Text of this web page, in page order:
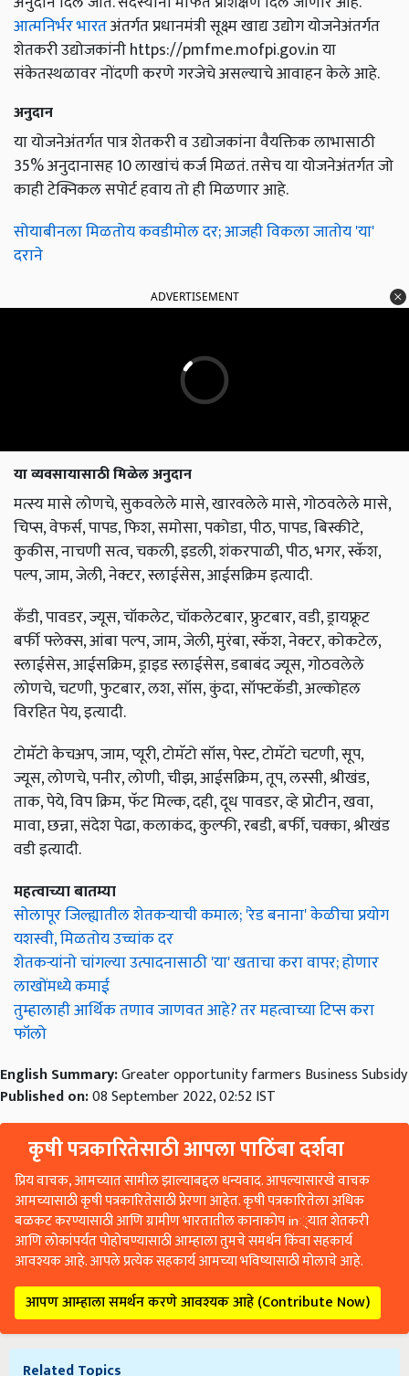
आत्मनिर्भर भारतअंतर्गत प्रधानमंत्री सूक्ष्म खाद्य उद्योग योजनेअंतर्गत
शेतकरी उद्योजकांनी https://pmfme.mofpi.gov.in या
संकेतस्थळावर नोंदणी करणे गरजेचे असल्याचे आवाहन केले आहे.
अनुदान
या योजनेअंतर्गत पात्र शेतकरी व उद्योजकांना वैयक्तिक लाभासाठी
35% अनुदानासह 10 लाखांचं कर्ज मिळतं. तसेच या योजनेअंतर्गत जो
काही टेक्निकल सपोर्ट हवाय तो ही मिळणार आहे.
सोयाबीनला मिळतोय कवडीमोल दर; आजही विकला जातोय 'या'
दराने
ADVERTISEMENT
या व्यवसायासाठी मिळेल अनुदान
मत्स्य मासे लोणचे, सुकवलेले मासे, खारवलेले मासे, गोठवलेले मासे,
चिप्स, वेफर्स, पापड, फिश, समोसा, पकोडा, पीठ, पापड, बिस्कीटे,
कुकीस, नाचणी सत्व, चकली, इडली, शंकरपाळी, पीठ, भगर, स्कॅश,
पल्प, जाम, जेली, नेक्टर, स्लाईसेस, आईसक्रिम इत्यादी.
कँडी, पावडर, ज्यूस, चॉकलेट, चॉकलेटबार, फ्रुटबार, वडी, ड्रायफ्रूट
बर्फी फ्लेक्स, आंबा पल्प, जाम, जेली, मुरंबा, स्कॅश, नेक्टर, कोकटेल,
स्लाईसेस, आईसक्रिम, ड्राइड स्लाईसेस, डबाबंद ज्यूस, गोठवलेले
लोणचे, चटणी, फुटबार, लश, सॉस, कुंदा, सॉफ्टकॅडी, अल्कोहल
विरहित पेय, इत्यादी.
टोमॅटो केचअप, जाम, प्यूरी, टोमॅटो सॉस, पेस्ट, टोमॅटो चटणी, सूप,
ज्यूस, लोणचे, पनीर, लोणी, चीझ, आईसक्रिम, तूप, लस्सी, श्रीखंड,
ताक, पेये, विप क्रिम, फॅट मिल्क, दही, दूध पावडर, व्हे प्रोटीन, खवा,
मावा, छन्ना, संदेश पेढा, कलाकंद, कुल्फी, रबडी, बर्फी, चक्का, श्रीखंड
वडी इत्यादी.
महत्वाच्या बातम्या
सोलापूर जिल्ह्यातील शेतकऱ्याची कमाल; 'रेड बनाना' केळीचा प्रयोग
यशस्वी, मिळतोय उच्चांक दर
शेतकऱ्यांनो चांगल्या उत्पादनासाठी 'या' खताचा करा वापर; होणार
लाखोंमध्ये कमाई
तुम्हालाही आर्थिक तणाव जाणवत आहे? तर महत्वाच्या टिप्स करा
फॉलो
English Summary:Greater opportunity farmers Business Subsidy
Published on:08 September 2022, 02:52 IST
कृषी पत्रकारितेसाठी आपला पाठिंबा दर्शवा
प्रिय वाचक, आमच्यात सामील झाल्याबद्दल धन्यवाद. आपल्यासारखे वाचक
आमच्यासाठी कृषी पत्रकारितेसाठी प्रेरणा आहेत. कृषी पत्रकारितेला अधिक
बळकट करण्यासाठी आणि ग्रामीण भारतातील कानाकोप in्यात शेतकरी
आणि लोकांपर्यंत पोहोचण्यासाठी आम्हाला तुमचे समर्थन किंवा सहकार्य
आवश्यक आहे. आपले प्रत्येक सहकार्य आमच्या भविष्यासाठी मोलाचे आहे.
आपण आम्हाला समर्थन करणे आवश्यक आहे (Contribute Now)